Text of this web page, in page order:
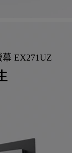
EX271UZ